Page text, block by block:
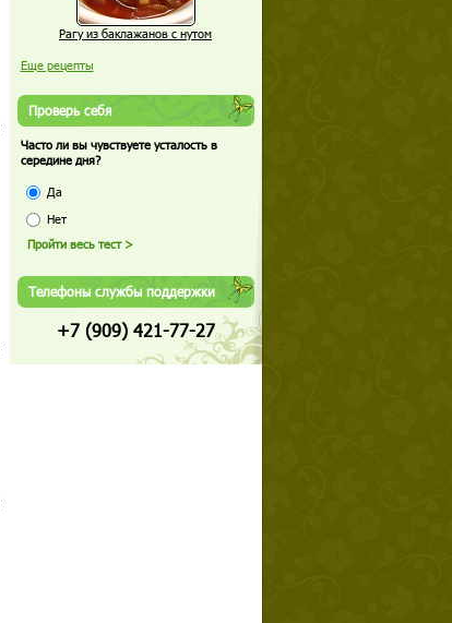
Рагу из баклажанов с нутом
Еще рецепты
Проверь себя
Часто ли вы чувствуете усталость в
середине дня?
Да
Нет
Телефоны службы поддержки
+7 (909) 421-77-27